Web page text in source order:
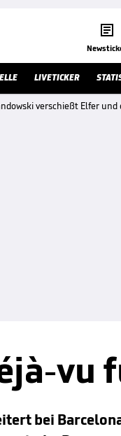

LIVETICKER
verschießt Elfer
vu
bei